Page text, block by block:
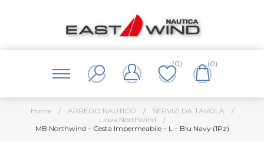
(0) (0)
Home / ARREDO NAUTICO / SERVIZI DA TAVOLA
/
Linea Northwind
/
MB Northwind – Cesta Impermeabile – L – Blu Navy (1Pz)